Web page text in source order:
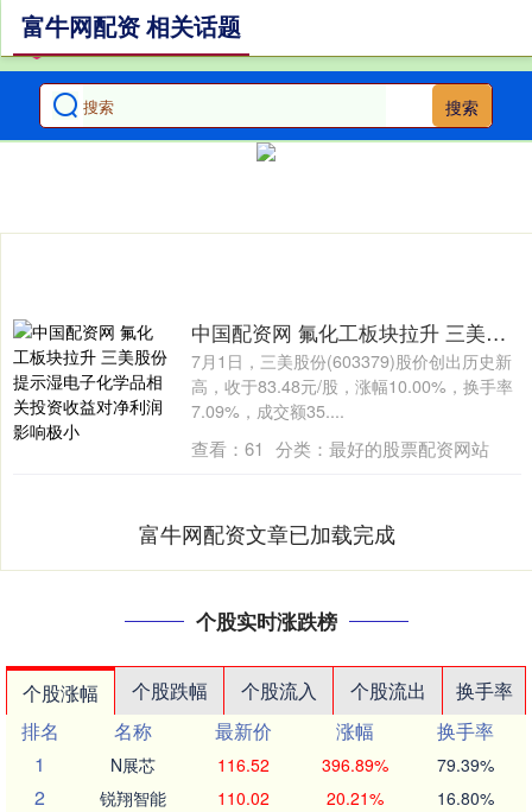
搜索
富牛网配资 相关话题
中国配资网 氟化工板块拉升 三美股份提示湿电子化学品相关投资收益对净利润影响极小
7月1日，三美股份(603379)股价创出历史新
高，收于83.48元/股，涨幅10.00%，换手率
7.09%，成交额35....
查看： 61 分类： 最好的股票配资网站
富牛网配资文章已加载完成
个股实时涨跌榜
个股涨幅 个股跌幅 个股流入 个股流出
换手率
排名
名称 最新价 涨幅
换手率
1
N展芯 116.52 396.89% 79.39%
2 锐翔智能 110.02 20.21% 16.80%